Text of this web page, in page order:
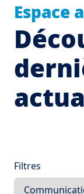
Espace
Filtres